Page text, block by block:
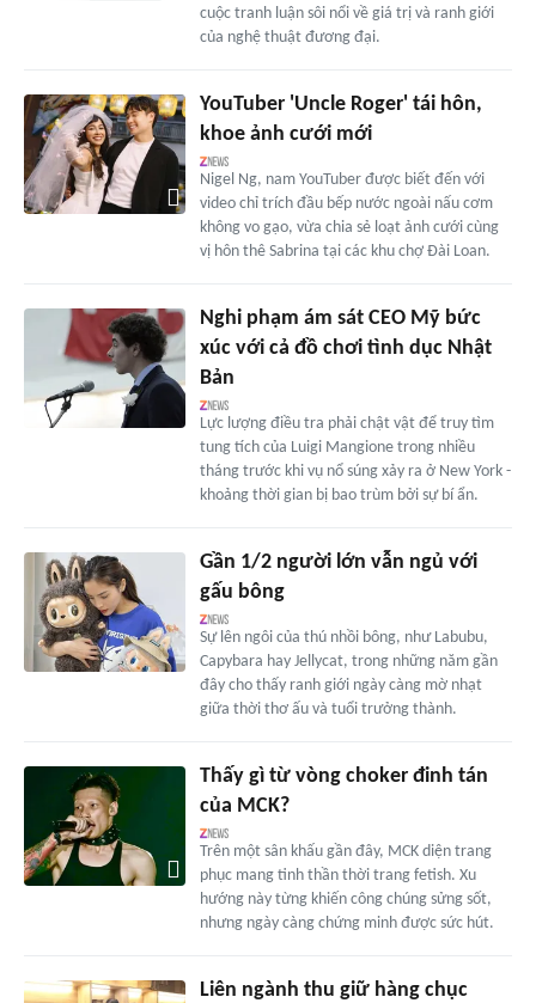
cuộc tranh luận sôi nổi về giá trị và ranh giới
của nghệ thuật đương đại.
YouTuber 'Uncle Roger' tái hôn,
khoe ảnh cưới mới
Nigel Ng, nam YouTuber được biết đến với
video chỉ trích đầu bếp nước ngoài nấu cơm
không vo gạo, vừa chia sẻ loạt ảnh cưới cùng
vị hôn thê Sabrina tại các khu chợ Đài Loan.
Nghi phạm ám sát CEO Mỹ bức
xúc với cả đồ chơi tình dục Nhật
Bản
Lực lượng điều tra phải chật vật để truy tìm
tung tích của Luigi Mangione trong nhiều
tháng trước khi vụ nổ súng xảy ra ở New York -
khoảng thời gian bị bao trùm bởi sự bí ẩn.
Gần 1/2 người lớn vẫn ngủ với
gấu bông
Sự lên ngôi của thú nhồi bông, như Labubu,
Capybara hay Jellycat, trong những năm gần
đây cho thấy ranh giới ngày càng mờ nhạt
giữa thời thơ ấu và tuổi trưởng thành.
Thấy gì từ vòng choker đinh tán
của MCK?
Trên một sân khấu gần đây, MCK diện trang
phục mang tinh thần thời trang fetish. Xu
hướng này từng khiến công chúng sửng sốt,
nhưng ngày càng chứng minh được sức hút.
Liên ngành thu giữ hàng chục